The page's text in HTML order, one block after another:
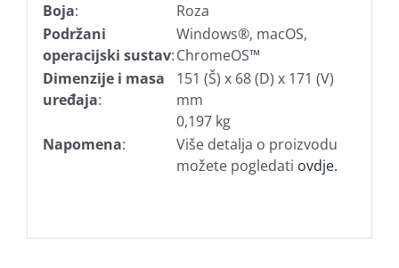
Boja:
Roza
Podržani
operacijski sustav:
Windows®, macOS,
ChromeOS™
Dimenzije i masa
uređaja:
151 (Š) x 68 (D) x 171 (V)
mm
0,197 kg
Napomena:
Više detalja o proizvodu
možete pogledati ovdje.